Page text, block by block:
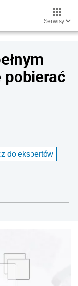
Serwisy
pobierać
do ekspertów